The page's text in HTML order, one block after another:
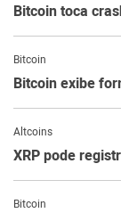
Bitcoin toca
Bitcoin
Bitcoin exibe
Altcoins
XRP pode
Bitcoin